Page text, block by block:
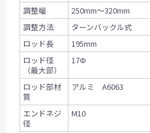
調整幅
250mm〜320mm
調整方法
ターンバックル式
ロッド長
195mm
ロッド径
（最大部）
17Ф
ロッド部材
質
アルミ A6063
エンドネジ
径
M10